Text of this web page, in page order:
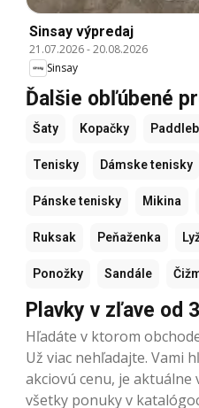
Sinsay výpredaj
21.07.2026-20.08.2026
Sinsay
Ďalšie obľúbené
Šaty Kopačky
Tenisky Dámske tenisky
Pánske tenisky Mikina
Ruksak Peňaženka
Ponožky Sandále
Plavky v zľave od
Hľadáte v ktorom
Už viac nehľadajte. Vami
akciovú cenu, je aktuálne
všetky ponuky v